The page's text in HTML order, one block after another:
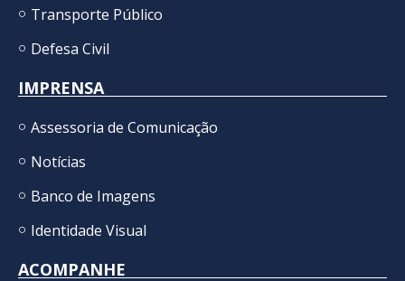
Transporte Público
Defesa Civil
IMPRENSA
Assessoria de Comunicação
Notícias
Banco de Imagens
Identidade Visual
ACOMPANHE